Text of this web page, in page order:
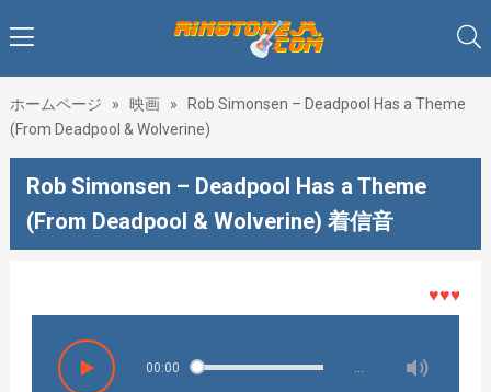
ホームページ » 映画 »
Rob Simonsen – Deadpool Has a Theme
(From Deadpool & Wolverine)
Rob Simonsen – Deadpool Has a Theme
(From Deadpool & Wolverine) 着信音
♥♥♥着メ
00:00